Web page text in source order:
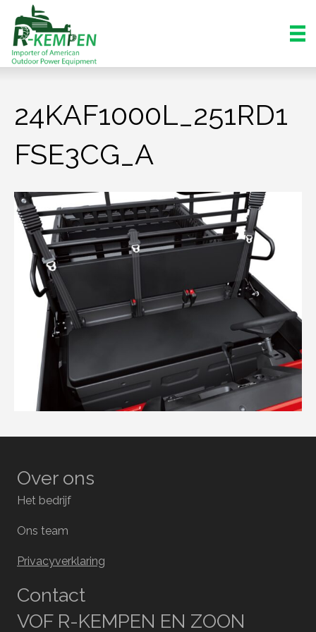
24KAF1000L_251RD1
FSE3CG_A
Over ons
Het bedrijf
Ons team
Privacyverklaring
Contact
VOF R-KEMPEN EN ZOON